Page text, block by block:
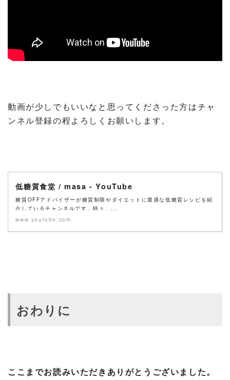
動画が少しでもいいなと思ってくださった方はチャ
ンネル登録の程よろしくお願いします。
低糖質食堂 / masa - YouTube
糖質OFFアドバイザーが糖質制限やダイエットに最適な低糖質レシピを紹
介しているチャンネルです。時々、...
www.youtube.com
おわりに
ここまでお読みいただきありがとうございました。